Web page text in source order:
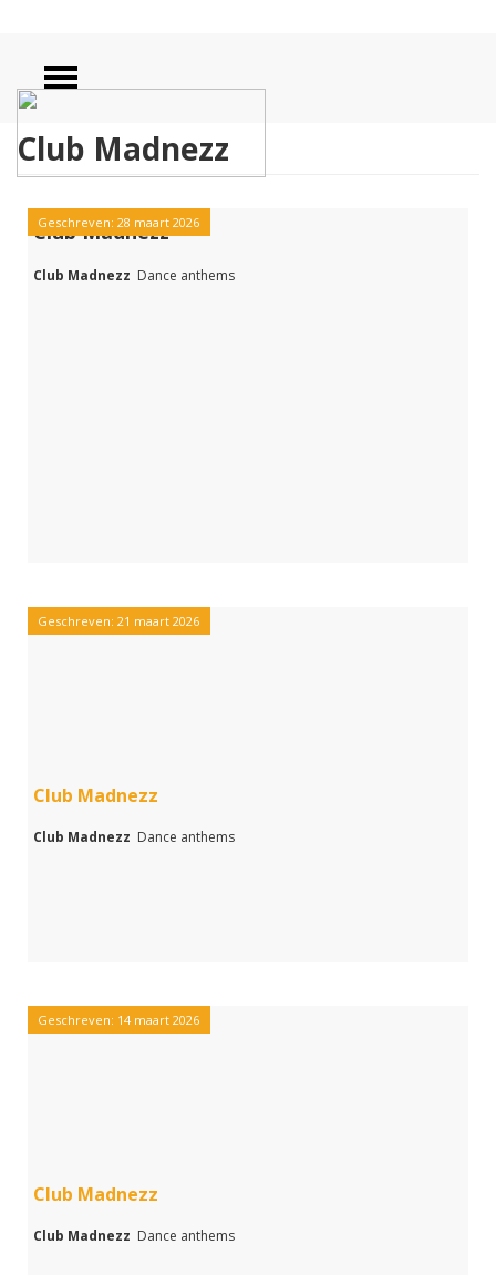
Club Madnezz
Geschreven: 28 maart 2026
Club Madnezz
Club Madnezz Dance anthems
Geschreven: 21 maart 2026
Club Madnezz
Club Madnezz Dance anthems
Geschreven: 14 maart 2026
Club Madnezz
Club Madnezz Dance anthems